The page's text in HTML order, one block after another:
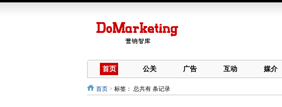
首页 公关 广告 互动 媒介
首页 > 标签： 总共有 条记录